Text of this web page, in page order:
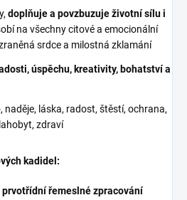
doplňuje a povzbuzuje životní sílu i
na všechny citové a emocionální
srdce a milostná zklamání
úspěchu, kreativity, bohatství a
naděje, láska, radost, štěstí, ochrana,
zdraví
kadidel:
řemeslné zpracování